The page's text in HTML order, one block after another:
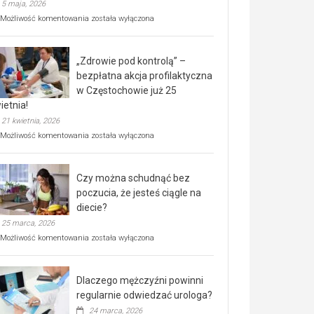
5 maja, 2026
Możliwość komentowania Rusza
rehabilitacji
dla
seniorów!
została wyłączona
„Zdrowie pod kontrolą” –
bezpłatna akcja profilaktyczna
w Częstochowie już 25
21 kwietnia, 2026
Możliwość komentowania „Zdrowie
bezpłatna
akcja
profilaktyczna
w
już
kwietnia!
została wyłączona
Czy można schudnąć bez
poczucia, że jesteś ciągle na
diecie?
25 marca, 2026
Możliwość komentowania Czy
poczucia,
że
została wyłączona
Dlaczego mężczyźni powinni
regularnie odwiedzać urologa?
24 marca, 2026